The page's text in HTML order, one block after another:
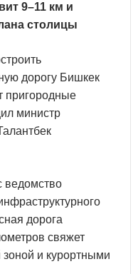
9–11 км и
столицы
дорогу Бишкек
пригородные
министр
ведомство
дорога
свяжет
зоной и курортными